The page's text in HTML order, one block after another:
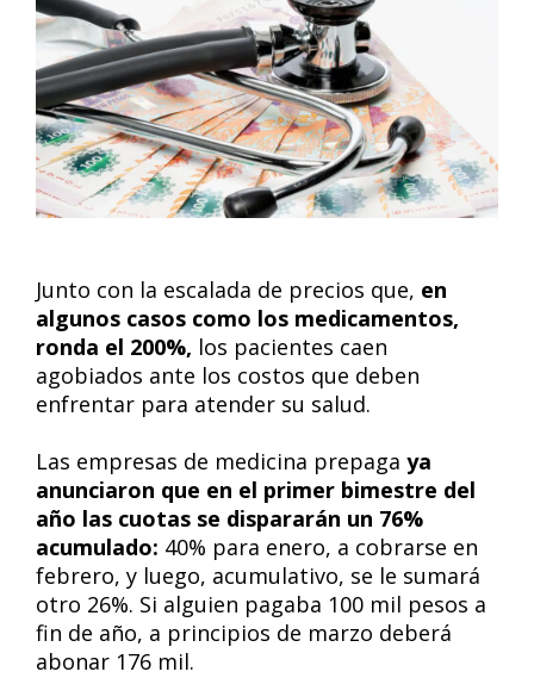
Junto con la escalada de precios que, en
algunos casos como los medicamentos,
ronda el 200%, los pacientes caen
agobiados ante los costos que deben
enfrentar para atender su salud.
Las empresas de medicina prepaga ya
anunciaron que en el primer bimestre del
año las cuotas se dispararán un 76%
acumulado: 40% para enero, a cobrarse en
febrero, y luego, acumulativo, se le sumará
otro 26%. Si alguien pagaba 100 mil pesos a
fin de año, a principios de marzo deberá
abonar 176 mil.